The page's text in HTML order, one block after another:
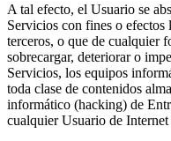
A tal efecto, el Usuario se
Servicios con fines o efectos
terceros, o que de cualquier
sobrecargar, deteriorar o
Servicios, los equipos
toda clase de contenidos
informático (hacking) de
cualquier Usuario de